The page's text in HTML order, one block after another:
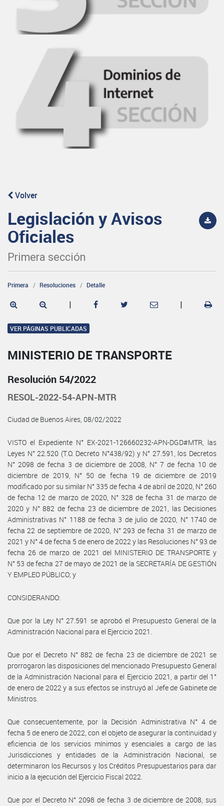
Volver
Legislación y Avisos
Oficiales
Primera sección
Primera Resoluciones Detalle
| |
VER PÁGINAS PUBLICADAS
MINISTERIO DE TRANSPORTE
Resolución 54/2022
RESOL-2022-54-APN-MTR
Ciudad de Buenos Aires, 08/02/2022
VISTO el Expediente N° EX-2021-126660232-APN-DGD#MTR, las
Leyes N° 22.520 (T.O. Decreto N°438/92) y N° 27.591, los Decretos
N° 2098 de fecha 3 de diciembre de 2008, N° 7 de fecha 10 de
diciembre de 2019, N° 50 de fecha 19 de diciembre de 2019
modificado por su similar N° 335 de fecha 4 de abril de 2020, N° 260
de fecha 12 de marzo de 2020, N° 328 de fecha 31 de marzo de
2020 y N° 882 de fecha 23 de diciembre de 2021, las Decisiones
Administrativas N° 1188 de fecha 3 de julio de 2020, N° 1740 de
fecha 22 de septiembre de 2020, N° 293 de fecha 31 de marzo de
2021 y N° 4 de fecha 5 de enero de 2022 y las Resoluciones N° 93 de
fecha 26 de marzo de 2021 del MINISTERIO DE TRANSPORTE y
N° 53 de fecha 27 de mayo de 2021 de la SECRETARÍA DE GESTIÓN
Y EMPLEO PÚBLICO; y
CONSIDERANDO:
Que por la Ley N° 27.591 se aprobó el Presupuesto General de la
Administración Nacional para el Ejercicio 2021.
Que por el Decreto N° 882 de fecha 23 de diciembre de 2021 se
prorrogaron las disposiciones del mencionado Presupuesto General
de la Administración Nacional para el Ejercicio 2021, a partir del 1°
de enero de 2022 y a sus efectos se instruyó al Jefe de Gabinete de
Ministros.
Que consecuentemente, por la Decisión Administrativa N° 4 de
fecha 5 de enero de 2022, con el objeto de asegurar la continuidad y
eficiencia de los servicios mínimos y esenciales a cargo de las
Jurisdicciones y entidades de la Administración Nacional, se
determinaron los Recursos y los Créditos Presupuestarios para dar
inicio a la ejecución del Ejercicio Fiscal 2022.
Que por el Decreto N° 2098 de fecha 3 de diciembre de 2008, sus